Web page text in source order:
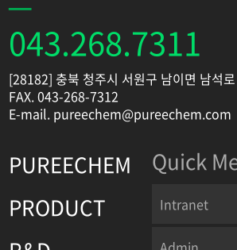
043.268.7311
[28182] 충북 청주시 서원구 남이면 남석
FAX. 043-268-7312
E-mail. pureechem@pureechem.com
PUREECHEM
PRODUCT
Quick
Intranet